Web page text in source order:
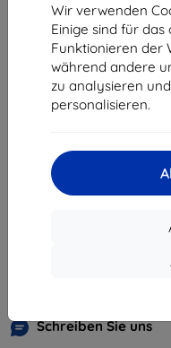
Wir verwenden
Einige sind für
Funktionieren der
während andere
zu analysieren
personalisieren.
Shield-Sk s.r.o.
Unternehmens-ID:
USt-IdNr.:SK2023549671
Schreiben Sie uns